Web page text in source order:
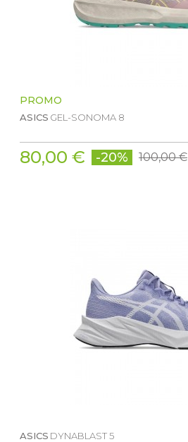
PROMO
ASICS GEL-SONOMA 8
80,00 € -20% 100,00 €
ASICS DYNABLAST 5